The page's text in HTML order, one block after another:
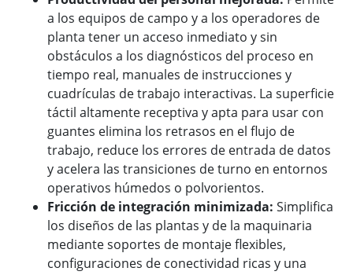
a los equipos de campo y a los operadores de
planta tener un acceso inmediato y sin
obstáculos a los diagnósticos del proceso en
tiempo real, manuales de instrucciones y
cuadrículas de trabajo interactivas. La superficie
táctil altamente receptiva y apta para usar con
guantes elimina los retrasos en el flujo de
trabajo, reduce los errores de entrada de datos
y acelera las transiciones de turno en entornos
operativos húmedos o polvorientos.
Fricción de integración minimizada: Simplifica
los diseños de las plantas y de la maquinaria
mediante soportes de montaje flexibles,
configuraciones de conectividad ricas y una